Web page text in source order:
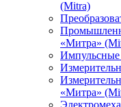
(Mitra)
«Митра»
Импульсные
«Митра»